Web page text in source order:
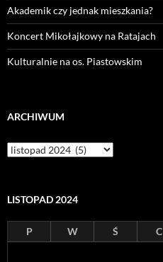
Akademik czy jednak mieszkania?
Koncert Mikołajkowy na Ratajach
Kulturalnie na os. Piastowskim
ARCHIWUM
Archiwum
LISTOPAD 2024
P W Ś C